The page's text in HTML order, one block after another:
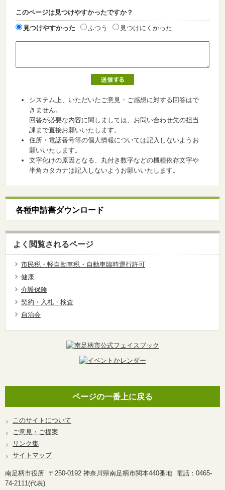
このページは見つけやすかったですか？
見つけやすかった ふつう 見つけにくかった
システム上、いただいたご意見・ご感想に対する回答はで
きません。
回答が必要な内容に関しましては、お問い合わせ先の担当
課まで直接お願いいたします。
住所・電話番号等の個人情報については記入しないようお
願いいたします。
文字化けの原因となる、丸付き数字などの機種依存文字や
半角カタカナは記入しないようお願いいたします。
各種申請書ダウンロード
よく閲覧されるページ
市民税・軽自動車税・自動車臨時運行許可
健康
介護保険
契約・入札・検査
自治会
ページの一番上に戻る
このサイトについて
ご意見・ご提案
リンク集
サイトマップ
南足柄市役所 〒250-0192 神奈川県南足柄市関本440番地 電話：0465-
74-2111(代表)